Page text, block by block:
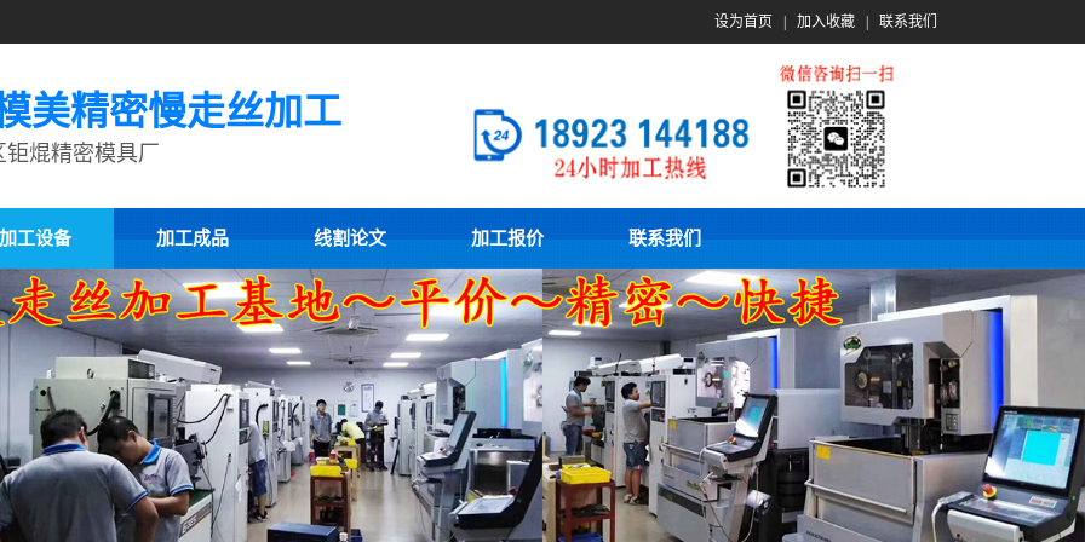
设为首页 加入收藏 联系我们
美精密慢走丝加工
焜精密模具厂
加工设备 加工成品 线割论文 加工报价 联系我们